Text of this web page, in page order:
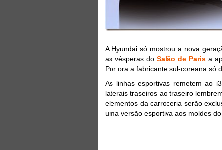
A Hyundai só mostrou a nova
as vésperas do Salão de Paris a
Por ora a fabricante sul-coreana só
As linhas esportivas remetem ao
laterais traseiros ao traseiro
elementos da carroceria serão
uma versão esportiva aos moldes